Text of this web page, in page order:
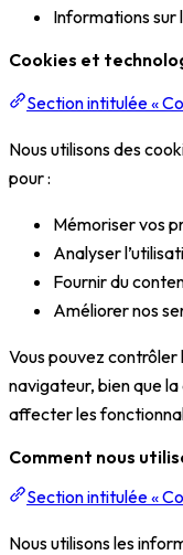
Informations sur
Cookies et
Section intitulée «
Nous utilisons des
pour :
Mémoriser vos
Analyser
Fournir du
Améliorer nos
Vous pouvez
navigateur, bien que
affecter les
Comment nous
Section intitulée «
Nous utilisons les